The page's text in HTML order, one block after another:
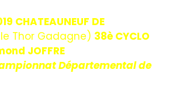
CHATEAUNEUF DE
Thor Gadagne) 38è CYCLO
JOFFRE
Départemental de